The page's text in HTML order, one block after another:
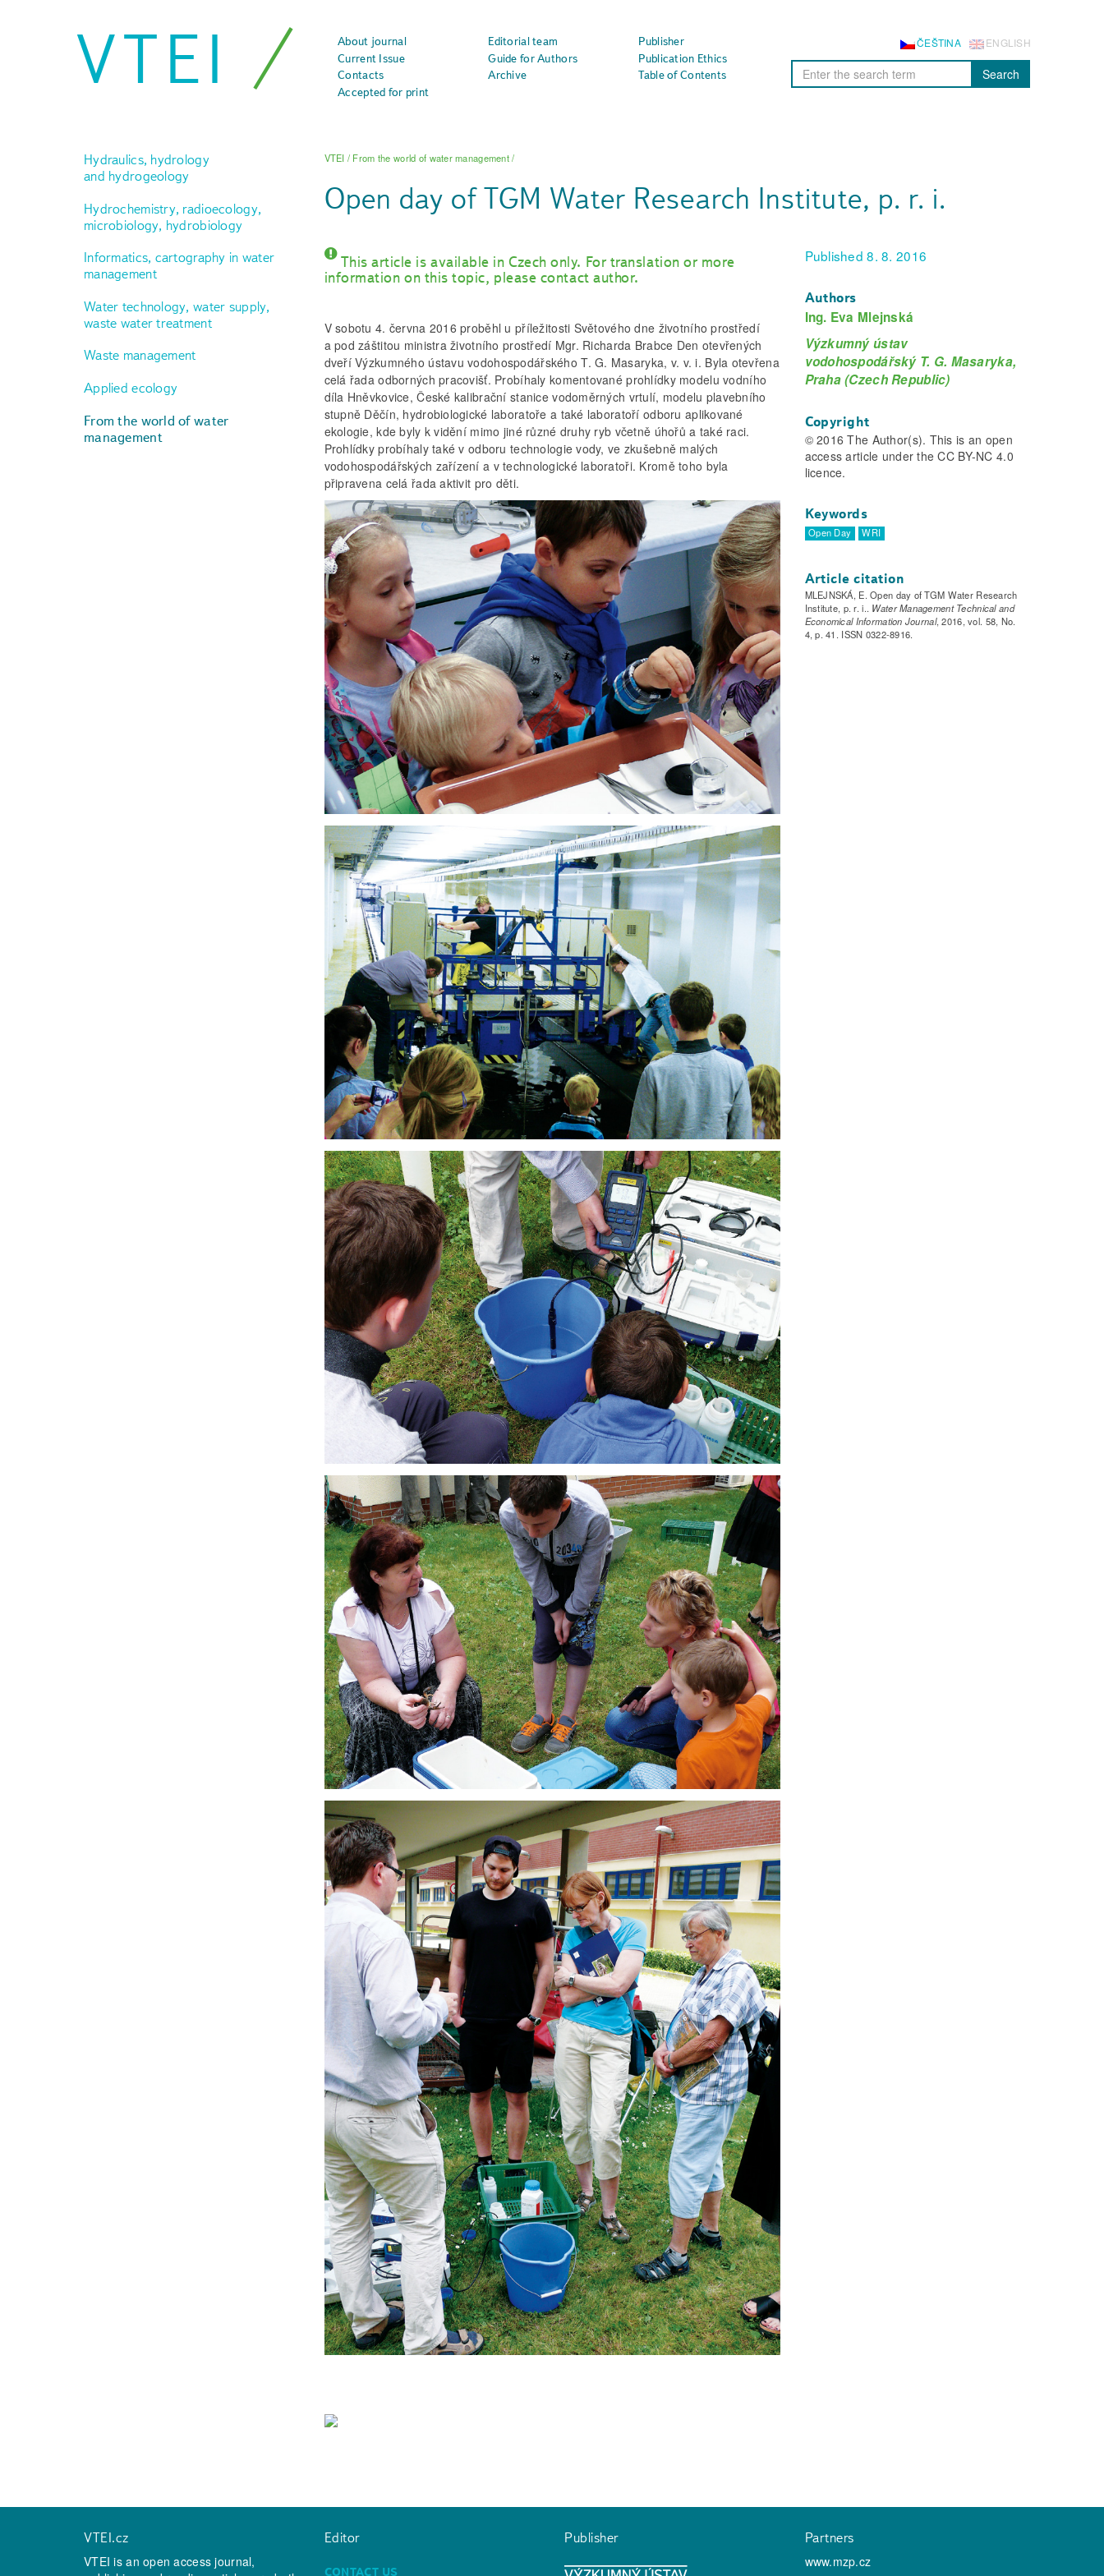
VTEI About journal Editorial team
Publisher
Current Issue
Guide for Authors
Publication Ethics
Contacts
Archive
Table of Contents
Accepted for print
ENGLISH
ČEŠTINA
Search
Hydraulics, hydrology
and hydrogeology
Hydrochemistry, radioecology,
microbiology, hydrobiology
Informatics, cartography in water
management
Water technology, water supply,
waste water treatment
Waste management
Applied ecology
From the world of water
management
VTEI / From the world of water management/
Open day of TGM Water Research Institute, p. r. i.
This article is available in Czech only. For translation or more
information on this topic, please contact author.
V sobotu 4. června 2016 proběhl u příležitosti Světového dne životního prostředí
a pod záštitou ministra životního prostředí Mgr. Richarda Brabce Den otevřených
dveří Výzkumného ústavu vodohospodářského T. G. Masaryka, v. v. i. Byla otevřena
celá řada odborných pracovišť. Probíhaly komentované prohlídky modelu vodního
díla Hněvkovice, České kalibrační stanice vodoměrných vrtulí, modelu plavebního
stupně Děčín, hydrobiologické laboratoře a také laboratoří odboru aplikované
ekologie, kde byly k vidění mimo jiné různé druhy ryb včetně úhořů a také raci.
Prohlídky probíhaly také v odboru technologie vody, ve zkušebně malých
vodohospodářských zařízení a v technologické laboratoři. Kromě toho byla
připravena celá řada aktivit pro děti.
Published 8. 8. 2016
Authors
Ing. Eva Mlejnská
Výzkumný ústav
vodohospodářský T. G. Masaryka,
Praha (Czech Republic)
Copyright
© 2016 The Author(s). This is an open
access article under the CC BY-NC 4.0
licence.
Keywords
Open Day WRI
Article citation
MLEJNSKÁ, E. Open day of TGM Water Research
Institute, p. r. i.. Water Management Technical and
Economical Information Journal, 2016, vol. 58, No.
4, p. 41. ISSN 0322-8916.
VTEI.cz
VTEI is an open access journal,
Editor
CONTACT US
Publisher
Partners
www.mzp.cz